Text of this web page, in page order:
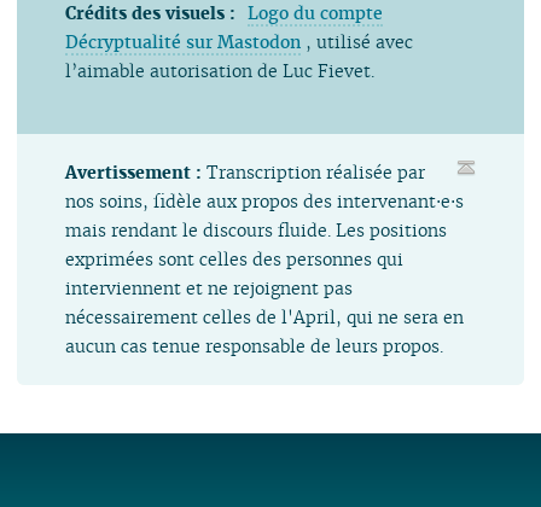
Crédits des visuels : Logo du compte
Décryptualité sur Mastodon , utilisé avec
l’aimable autorisation de Luc Fievet.
Avertissement :Transcription réalisée par
nos soins, fidèle aux propos des intervenant⋅e⋅s
mais rendant le discours fluide. Les positions
exprimées sont celles des personnes qui
interviennent et ne rejoignent pas
nécessairement celles de l'April, qui ne sera en
aucun cas tenue responsable de leurs propos.